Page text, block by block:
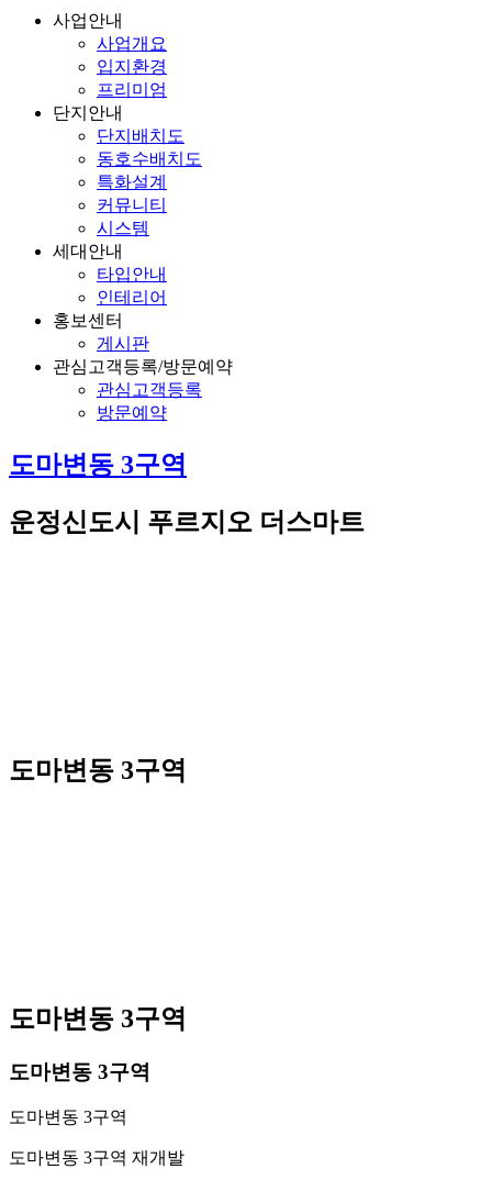
사업안내
사업개요
입지환경
프리미엄
단지안내
단지배치도
동호수배치도
특화설계
커뮤니티
시스템
세대안내
타입안내
인테리어
홍보센터
게시판
관심고객등록/방문예약
관심고객등록
방문예약
도마변동 3구역
운정신도시 푸르지오 더스마트
도마변동 3구역
도마변동 3구역
도마변동 3구역
도마변동 3구역
도마변동 3구역 재개발